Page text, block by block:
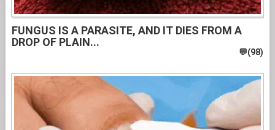
FUNGUS IS A PARASITE, AND IT DIES FROM A
DROP OF PLAIN...